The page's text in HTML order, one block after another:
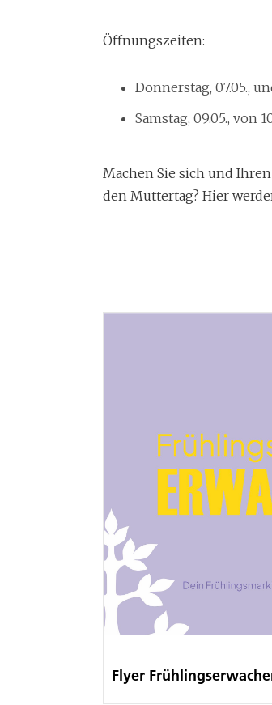
Öffnungszeiten:
Donnerstag, 07.05.,
Samstag, 09.05., von
Machen Sie sich und
den Muttertag? Hier
Flyer